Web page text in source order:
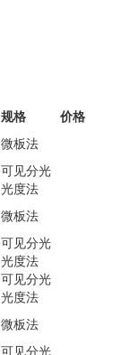
规格
价格
微板法
可见分光
光度法
微板法
可见分光
光度法
可见分光
光度法
微板法
可见分光